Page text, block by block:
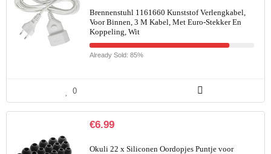
Brennenstuhl 1161660 Kunststof Verlengkabel,
Voor Binnen, 3 M Kabel, Met Euro-Stekker En
Koppeling, Wit
Already Sold: 85%
0
€6.99
Okuli 22 x Siliconen Oordopjes Puntje voor